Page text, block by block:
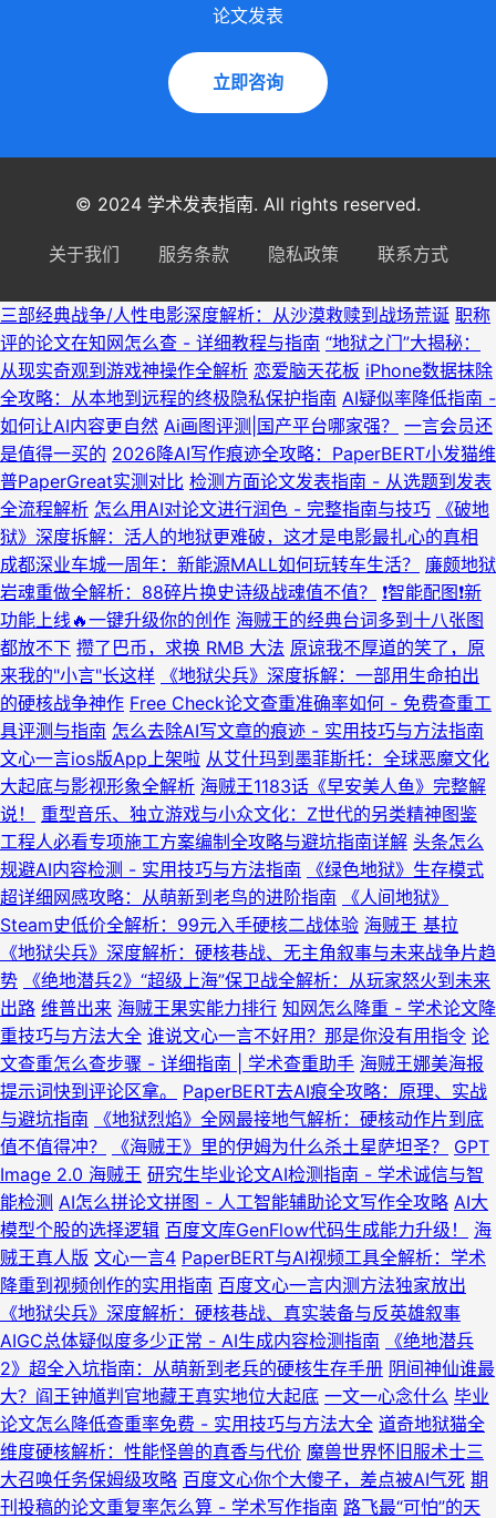
论文发表
立即咨询
© 2024 学术发表指南. All rights reserved.
关于我们 服务条款 隐私政策 联系方式
三部经典战争/人性电影深度解析：从沙漠救赎到战场荒诞 职称
评的论文在知网怎么查 - 详细教程与指南 “地狱之门”大揭秘：
从现实奇观到游戏神操作全解析 恋爱脑天花板 iPhone数据抹除
全攻略：从本地到远程的终极隐私保护指南 AI疑似率降低指南 -
如何让AI内容更自然 Ai画图评测|国产平台哪家强？
一言会员还
是值得一买的 2026降AI写作痕迹全攻略：PaperBERT小发猫维
普PaperGreat实测对比 检测方面论文发表指南 - 从选题到发表
全流程解析 怎么用AI对论文进行润色 - 完整指南与技巧
《破地
狱》深度拆解：活人的地狱更难破，这才是电影最扎心的真相
成都深业车城一周年：新能源MALL如何玩转车生活？
廉颇地狱
岩魂重做全解析：88碎片换史诗级战魂值不值？
❗智能配图❗新
功能上线🔥一键升级你的创作 海贼王的经典台词多到十八张图
都放不下 攒了巴币，求换 RMB 大法 原谅我不厚道的笑了，原
来我的"小言"长这样
《地狱尖兵》深度拆解：一部用生命拍出
的硬核战争神作 Free Check论文查重准确率如何 - 免费查重工
具评测与指南 怎么去除AI写文章的痕迹 - 实用技巧与方法指南
文心一言ios版App上架啦 从艾什玛到墨菲斯托：全球恶魔文化
大起底与影视形象全解析 海贼王1183话《早安美人鱼》完整解
说！
重型音乐、独立游戏与小众文化：Z世代的另类精神图鉴
工程人必看专项施工方案编制全攻略与避坑指南详解 头条怎么
规避AI内容检测 - 实用技巧与方法指南
《绿色地狱》生存模式
超详细网感攻略：从萌新到老鸟的进阶指南
《人间地狱》
Steam史低价全解析：99元入手硬核二战体验 海贼王 基拉
《地狱尖兵》深度解析：硬核巷战、无主角叙事与未来战争片趋
势
《绝地潜兵2》“超级上海”保卫战全解析：从玩家怒火到未来
出路 维普出来 海贼王果实能力排行 知网怎么降重 - 学术论文降
重技巧与方法大全 谁说文心一言不好用？那是你没有用指令 论
文查重怎么查步骤 - 详细指南 | 学术查重助手 海贼王娜美海报
提示词快到评论区拿。
PaperBERT去AI痕全攻略：原理、实战
与避坑指南
《地狱烈焰》全网最接地气解析：硬核动作片到底
值不值得冲？
《海贼王》里的伊姆为什么杀土星萨坦圣？
GPT
Image 2.0 海贼王 研究生毕业论文AI检测指南 - 学术诚信与智
能检测 AI怎么拼论文拼图 - 人工智能辅助论文写作全攻略 AI大
模型个股的选择逻辑 百度文库GenFlow代码生成能力升级！
海
贼王真人版 文心一言4 PaperBERT与AI视频工具全解析：学术
降重到视频创作的实用指南 百度文心一言内测方法独家放出
《地狱尖兵》深度解析：硬核巷战、真实装备与反英雄叙事
AIGC总体疑似度多少正常 - AI生成内容检测指南
《绝地潜兵
2》超全入坑指南：从萌新到老兵的硬核生存手册 阴间神仙谁最
大？阎王钟馗判官地藏王真实地位大起底 一文一心念什么 毕业
论文怎么降低查重率免费 - 实用技巧与方法大全 道奇地狱猫全
维度硬核解析：性能怪兽的真香与代价 魔兽世界怀旧服术士三
大召唤任务保姆级攻略 百度文心你个大傻子，差点被AI气死 期
刊投稿的论文重复率怎么算 - 学术写作指南 路飞最“可怕”的天